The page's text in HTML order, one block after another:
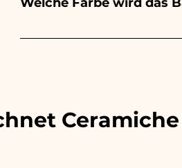
WhatsApp an unsere
Wir passen die Farben der